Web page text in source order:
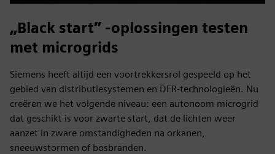
Play Mute Settings
PIP
Enter
„Black start” -oplossingen testen
met microgrids
Siemens heeft altijd een voortrekkersrol gespeeld op het
gebied van distributiesystemen en DER-technologieën. Nu
creëren we het volgende niveau: een autonoom microgrid
dat geschikt is voor zwarte start, dat de lichten weer
aanzet in zware omstandigheden na orkanen,
sneeuwstormen of bosbranden.